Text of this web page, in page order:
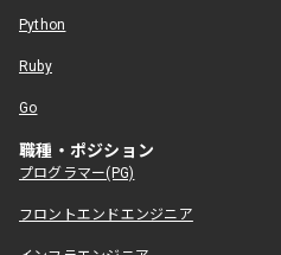
Python
Ruby
Go
職種・ポジション
プログラマー(PG)
フロントエンドエンジニア